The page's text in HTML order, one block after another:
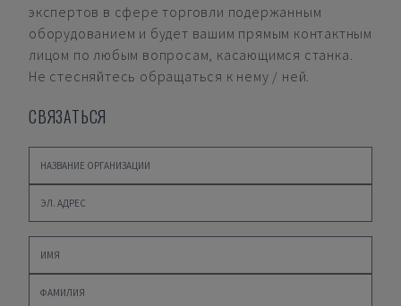
экспертов в сфере торговли подержанным
оборудованием и будет вашим прямым контактным
лицом по любым вопросам, касающимся станка.
Не стесняйтесь обращаться к нему / ней.
СВЯЗАТЬСЯ